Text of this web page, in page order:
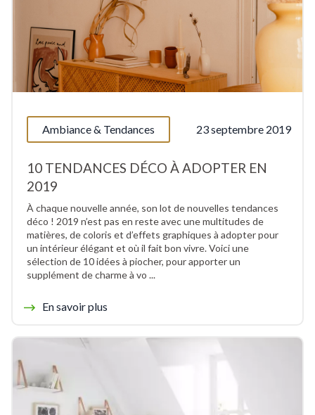
Ambiance & Tendances 23 septembre 2019
10 TENDANCES DÉCO À ADOPTER EN
2019
À chaque nouvelle année, son lot de nouvelles tendances
déco ! 2019 n’est pas en reste avec une multitudes de
matières, de coloris et d’effets graphiques à adopter pour
un intérieur élégant et où il fait bon vivre. Voici une
sélection de 10 idées à piocher, pour apporter un
supplément de charme à vo ...
En savoir plus